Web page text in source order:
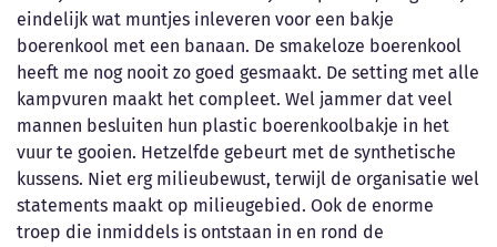
eindelijk wat muntjes inleveren voor een bakje
boerenkool met een banaan. De smakeloze boerenkool
heeft me nog nooit zo goed gesmaakt. De setting met alle
kampvuren maakt het compleet. Wel jammer dat veel
mannen besluiten hun plastic boerenkoolbakje in het
vuur te gooien. Hetzelfde gebeurt met de synthetische
kussens. Niet erg milieubewust, terwijl de organisatie wel
statements maakt op milieugebied. Ook de enorme
troep die inmiddels is ontstaan in en rond de